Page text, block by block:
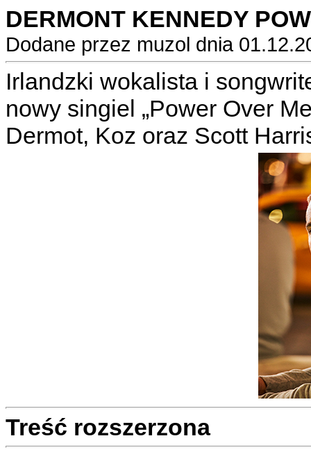
DERMONT KENNEDY
Dodane przez muzol dnia
Irlandzki wokalista i
nowy singiel „Power Over
Dermot, Koz oraz Scott
Treść rozszerzona